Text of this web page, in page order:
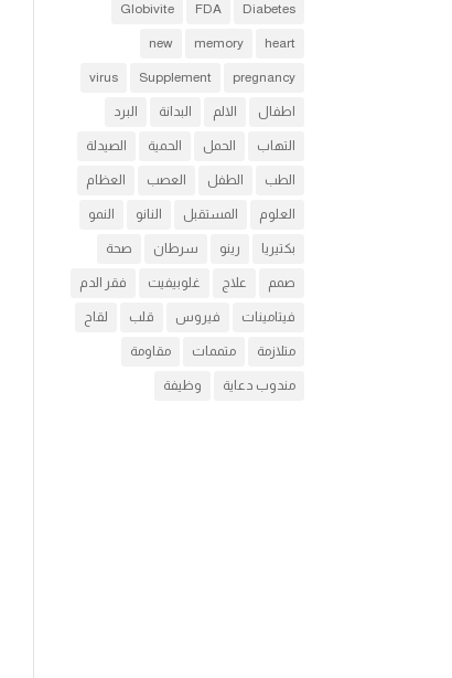
Diabetes
FDA
Globivite
heart
memory
new
pregnancy
Supplement
virus
اطفال الالم البدانة البرد
التهاب الحمل الحمية الصيدلة
الطب الطفل العصب العظام
العلوم المستقبل النانو النمو
بكتيريا رينو سرطان صحة
صمم علاج غلوبيفيت فقر الدم
فيتامينات فيروس قلب لقاح
متلازمة متممات مقاومة
مندوب دعاية وظيفة